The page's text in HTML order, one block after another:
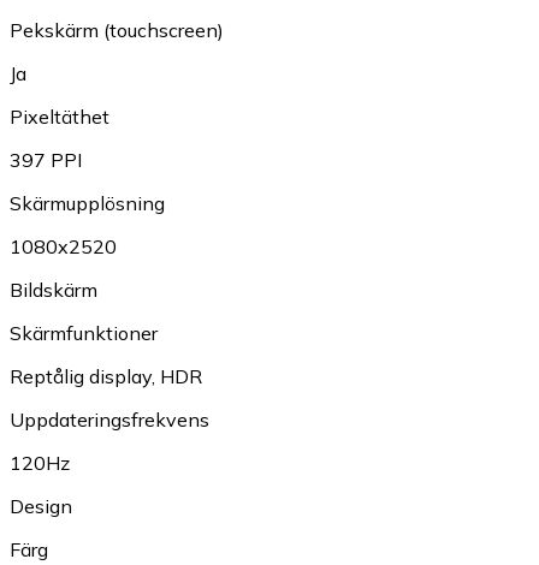
Pekskärm (touchscreen)
Ja
Pixeltäthet
397 PPI
Skärmupplösning
1080x2520
Bildskärm
Skärmfunktioner
Reptålig display, HDR
Uppdateringsfrekvens
120Hz
Design
Färg